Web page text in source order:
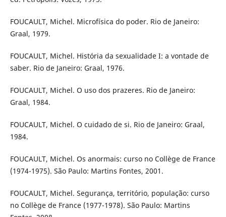
FOUCAULT, Michel. Microfísica do poder. Rio de Janeiro:
Graal, 1979.
FOUCAULT, Michel. História da sexualidade I: a vontade de
saber. Rio de Janeiro: Graal, 1976.
FOUCAULT, Michel. O uso dos prazeres. Rio de Janeiro:
Graal, 1984.
FOUCAULT, Michel. O cuidado de si. Rio de Janeiro: Graal,
1984.
FOUCAULT, Michel. Os anormais: curso no Collège de France
(1974-1975). São Paulo: Martins Fontes, 2001.
FOUCAULT, Michel. Segurança, território, população: curso
no Collège de France (1977-1978). São Paulo: Martins